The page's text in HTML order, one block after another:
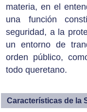
materia, en el
una función
seguridad, a la
un entorno de
orden público,
todo queretano.
Características de la